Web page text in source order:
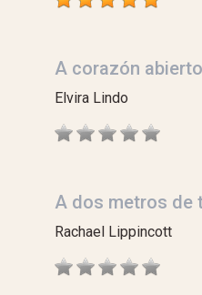
A corazón abierto
Elvira Lindo
A dos metros de
Rachael Lippincott